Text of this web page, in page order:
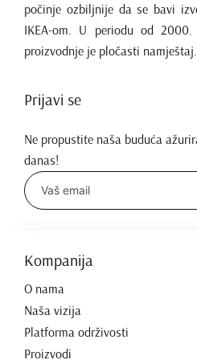
počinje ozbiljnije da se bavi
IKEA-om. U periodu od
proizvodnje je pločasti namještaj.
Prijavi se
Ne propustite naša buduća
danas!
Kompanija
O nama
Naša vizija
Platforma održivosti
Proizvodi